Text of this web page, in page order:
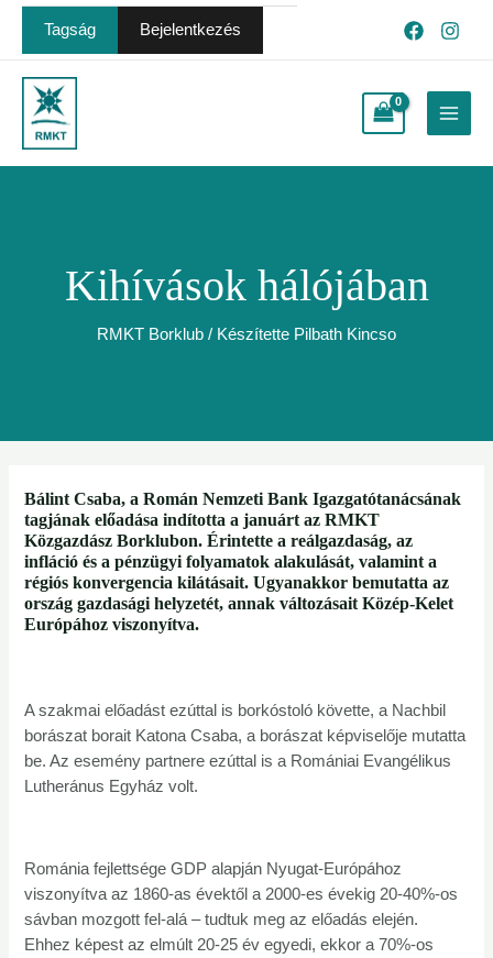
Skip
Tagság Bejelentkezés
Menu
Kihívások hálójában
RMKT Borklub / Készítette Pilbath Kincso
Bálint Csaba, a Román Nemzeti Bank Igazgatótanácsának
tagjának előadása indította a januárt az RMKT
Közgazdász Borklubon. Érintette a reálgazdaság, az
infláció és a pénzügyi folyamatok alakulását, valamint a
régiós konvergencia kilátásait. Ugyanakkor bemutatta az
ország gazdasági helyzetét, annak változásait Közép-Kelet
Európához viszonyítva.
A szakmai előadást ezúttal is borkóstoló követte, a Nachbil
borászat borait Katona Csaba, a borászat képviselője mutatta
be. Az esemény partnere ezúttal is a Romániai Evangélikus
Lutheránus Egyház volt.
Románia fejlettsége GDP alapján Nyugat-Európához
viszonyítva az 1860-as évektől a 2000-es évekig 20-40%-os
sávban mozgott fel-alá – tudtuk meg az előadás elején.
Ehhez képest az elmúlt 20-25 év egyedi, ekkor a 70%-os
Post
navigation